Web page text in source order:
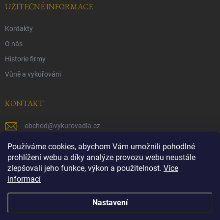
Používáme cookies, abychom Vám umožnili pohodlné
prohlížení webu a díky analýze provozu webu neustále
zlepšovali jeho funkce, výkon a použitelnost. Více
informací
Nastavení
UŽITEČNÉ INFORMACE
Kontakty
O nás
Historie firmy
Vůně a vykuřováni
KONTAKT
obchod@vykurovadla.cz
+420 603 149 699
https://www.facebook.com/vykurovadla.cz/
https://www.instagram.com/vykurovadla.cz/